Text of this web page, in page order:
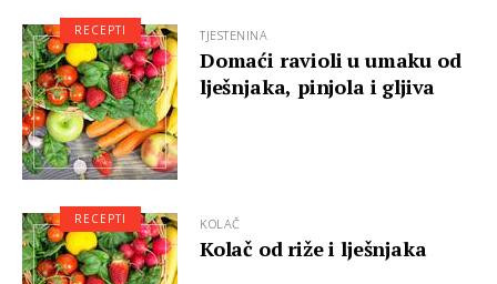
TJESTENINA
Domaći ravioli u umaku od
lješnjaka, pinjola i gljiva
RECEPTI
KOLAČ
Kolač od riže i lješnjaka
RECEPTI